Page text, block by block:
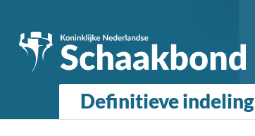
Definitieve